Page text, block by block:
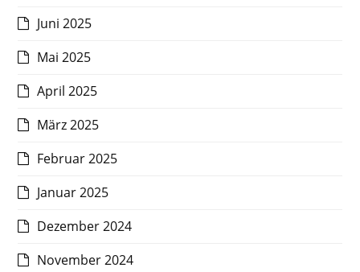
Juni 2025
Mai 2025
April 2025
März 2025
Februar 2025
Januar 2025
Dezember 2024
November 2024